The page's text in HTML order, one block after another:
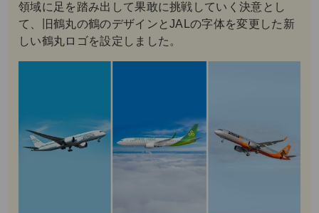
領域に足を踏み出して果敢に挑戦していく決意とし
て、旧鶴丸の鶴のデザインとJALの字体を変更した新
しい鶴丸ロゴを設定しました。